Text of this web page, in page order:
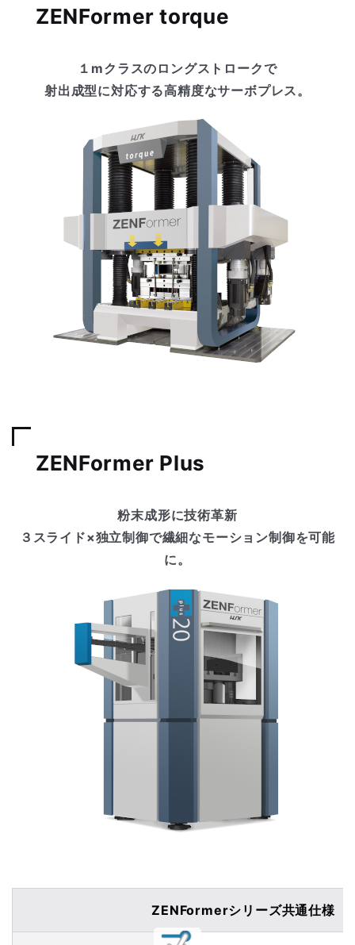
ZENFormer torque
１mクラスのロングストロークで
射出成型に対応する高精度なサーボプレス。
ZENFormer Plus
粉末成形に技術革新
３スライド×独立制御で繊細なモーション制御を可能
に。
ZENFormerシリーズ共通仕様